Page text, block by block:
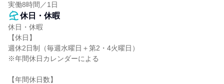
実働8時間／1日
休日・休暇
休日・休暇
【休日】
週休2日制（毎週水曜日＋第2・4火曜日）
※年間休日カレンダーによる
【年間休日数】